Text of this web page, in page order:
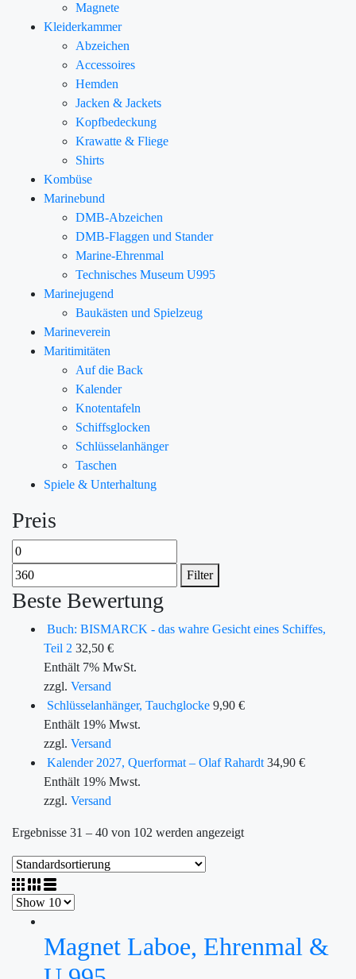
Magnete
Kleiderkammer
Abzeichen
Accessoires
Hemden
Jacken & Jackets
Kopfbedeckung
Krawatte & Fliege
Shirts
Kombüse
Marinebund
DMB-Abzeichen
DMB-Flaggen und Stander
Marine-Ehrenmal
Technisches Museum U995
Marinejugend
Baukästen und Spielzeug
Marineverein
Maritimitäten
Auf die Back
Kalender
Knotentafeln
Schiffsglocken
Schlüsselanhänger
Taschen
Spiele & Unterhaltung
Preis
Filter
Beste Bewertung
Buch: BISMARCK - das wahre Gesicht eines Schiffes,
Teil 2 32,50 €
Enthält 7% MwSt.
zzgl. Versand
Schlüsselanhänger, Tauchglocke 9,90 €
Enthält 19% Mwst.
zzgl. Versand
Kalender 2027, Querformat – Olaf Rahardt 34,90 €
Enthält 19% Mwst.
zzgl. Versand
Ergebnisse 31 – 40 von 102 werden angezeigt
Magnet Laboe, Ehrenmal &